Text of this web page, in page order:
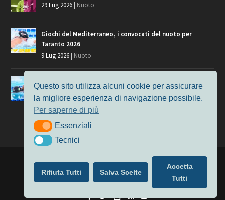
29 Lug 2026 Nuoto
Giochi del Mediterraneo, i convocati del nuoto per
Taranto 2026
9 Lug 2026 Nuoto
Europei di Nuoto Parigi 2026: fra veterani e giovani, chi
manca?
7 Lug 2026
Nuoto
| Alimentato da
Nuoto
MasterS Podcast Il Nuoto in Cifre
Privacy & Cookie Policy
Questo sito utilizza alcuni cookie per assicurare
la migliore esperienza di navigazione possibile.
Per saperne di più
EssenzialiEssenziali
TecniciTecnici
Rifiuta Tutti Salva Scelte
Accetta
Tutti